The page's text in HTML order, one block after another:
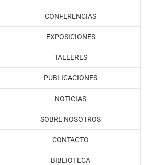
CONFERENCIAS
EXPOSICIONES
TALLERES
PUBLICACIONES
NOTICIAS
SOBRE NOSOTROS
CONTACTO
BIBLIOTECA